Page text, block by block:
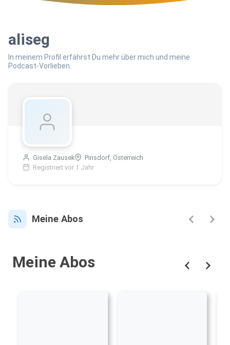
aliseg
In meinem Profil erfährst Du mehr über mich und meine
Podcast-Vorlieben.
Gisela Zausek
Pinsdorf, Österreich
Registriert vor 1 Jahr
Meine Abos
Meine Abos